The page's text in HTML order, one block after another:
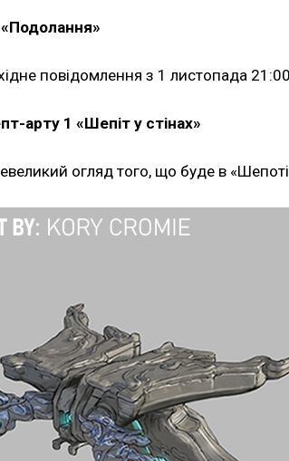
повідомлення з 1 листопада
арту 1 «Шепіт у стінах»
огляд того, що буде в «Шепоті